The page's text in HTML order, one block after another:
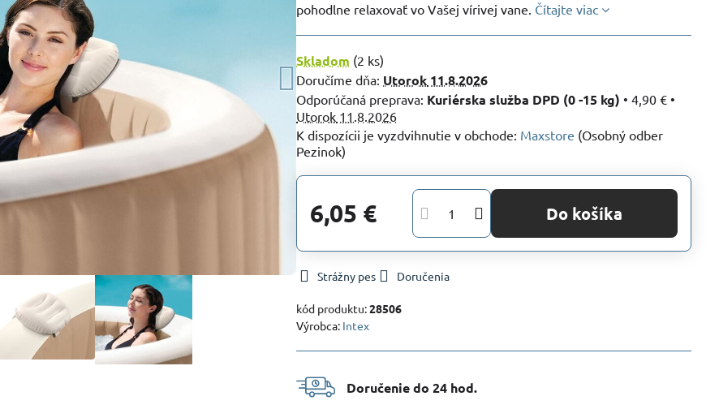
pohodlne relaxovať vo Vašej vírivej vane. Čítajte viac
Skladom (2 ks)
Doručíme dňa: Utorok 11.8.2026
Kuriérska služba DPD (0 -15 kg) •4,90 € •
Utorok 11.8.2026
Maxstore (Osobný odber
Pezinok)
6,05 € Do košíka
Strážny pes Doručenia
kód produktu:28506
Výrobca: Intex
Doručenie do 24 hod​.